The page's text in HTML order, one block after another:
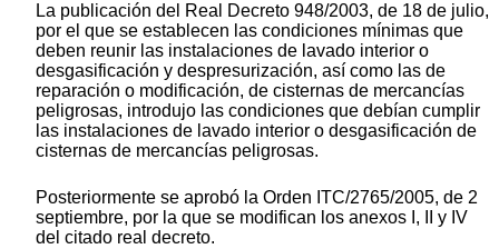
La publicación del Real Decreto 948/2003, de 18 de julio,
por el que se establecen las condiciones mínimas que
deben reunir las instalaciones de lavado interior o
desgasificación y despresurización, así como las de
reparación o modificación, de cisternas de mercancías
peligrosas, introdujo las condiciones que debían cumplir
las instalaciones de lavado interior o desgasificación de
cisternas de mercancías peligrosas.
Posteriormente se aprobó la Orden ITC/2765/2005, de 2
septiembre, por la que se modifican los anexos I, II y IV
del citado real decreto.